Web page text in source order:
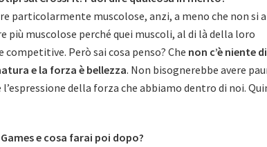
particolarmente muscolose, anzi, a meno che non si
muscolose perché quei muscoli, al di là della loro
Però sai cosa penso? Che non c’è niente
e la forza è bellezza. Non bisognerebbe avere
della forza che abbiamo dentro di noi.
e cosa farai poi dopo?